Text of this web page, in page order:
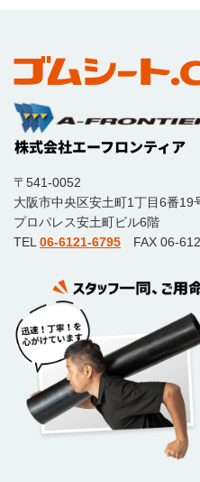
〒541-0052
大阪市中央区安土町1丁目6番19
プロパレス安土町ビル6階
TEL06-6121-6795 FAX 06-